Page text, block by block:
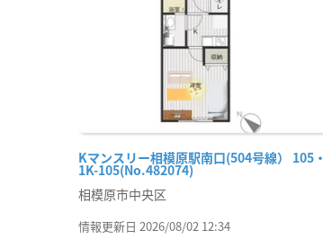
Kマンスリー相模原駅南口(504号線） 105・
1K-105(No.482074)
相模原市中央区
情報更新日 2026/08/02 12:34